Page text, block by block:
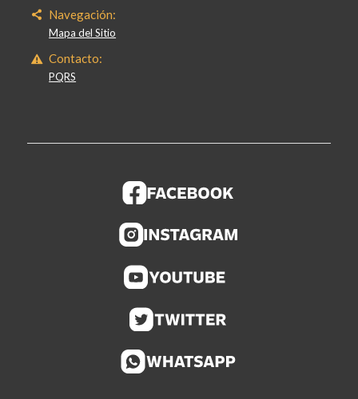
Navegación:
Mapa del Sitio
Contacto:
PQRS